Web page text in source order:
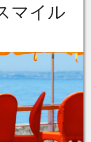
マイル